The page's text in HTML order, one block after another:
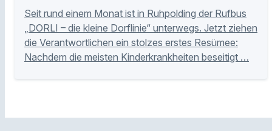
Seit rund einem Monat ist in Ruhpolding der Rufbus
„DORLI – die kleine Dorflinie“ unterwegs. Jetzt ziehen
die Verantwortlichen ein stolzes erstes Resümee:
Nachdem die meisten Kinderkrankheiten beseitigt …